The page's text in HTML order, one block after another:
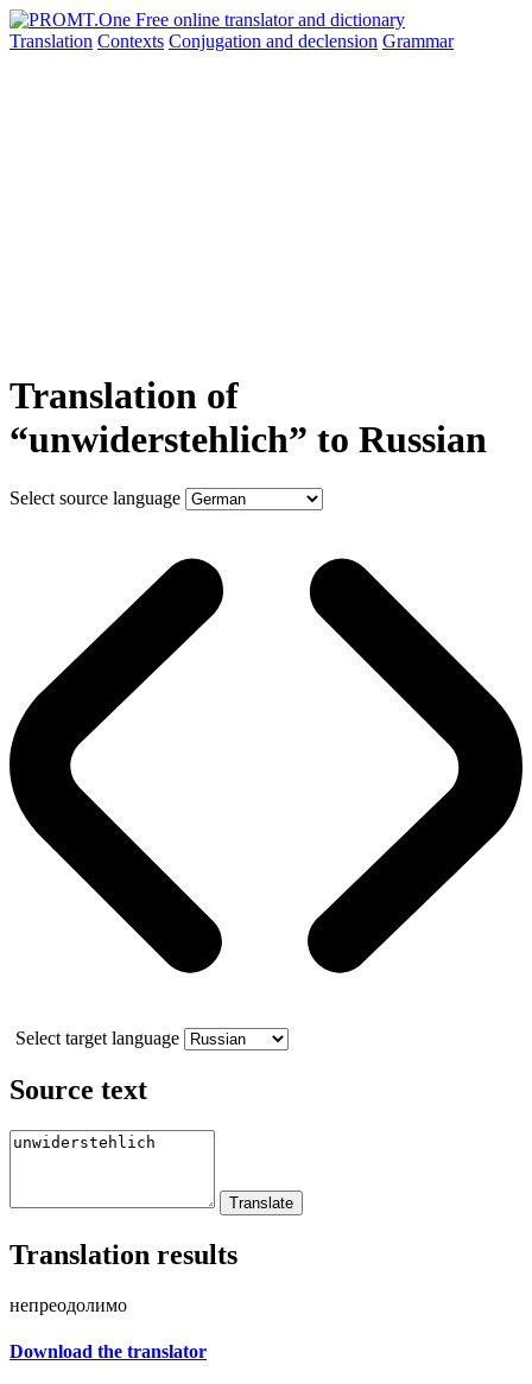
Translation Contexts Conjugation and declension Grammar
Translation of
“unwiderstehlich” to Russian
Select source language
Select target language
Source text
Translation results
непреодолимо
Download the translator